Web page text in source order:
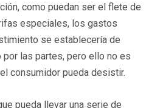
como puedan ser el flete de
especiales, los gastos
se establecería de
por las partes, pero ello no es
consumidor pueda desistir.
pueda llevar una serie de